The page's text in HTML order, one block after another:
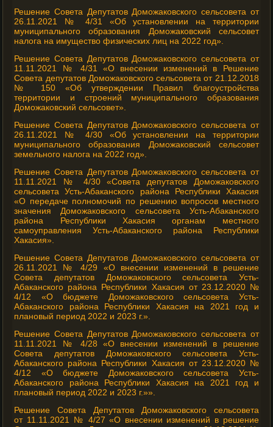
Решение Совета Депутатов Доможаковского сельсовета от
26.11.2021 № 4/31 «Об установлении на территории
муниципального образования Доможаковский сельсовет
налога на имущество физических лиц на 2022 год».
Решение Совета Депутатов Доможаковского сельсовета от
11.11.2021 № 4/31 «О внесении изменений в Решение
Совета депутатов Доможаковского сельсовета от 21.12.2018
№ 150 «Об утверждении Правил благоустройства
территории и строений муниципального образования
Доможаковский сельсовет».
Решение Совета Депутатов Доможаковского сельсовета от
26.11.2021 № 4/30 «Об установлении на территории
муниципального образования Доможаковский сельсовет
земельного налога на 2022 год».
Решение Совета Депутатов Доможаковского сельсовета от
11.11.2021 № 4/30 «Совета депутатов Доможаковского
сельсовета Усть-Абаканского района Республики Хакасия
«О передаче полномочий по решению вопросов местного
значения Доможаковского сельсовета Усть-Абаканского
района Республики Хакасия органам местного
самоуправления Усть-Абаканского района Республики
Хакасия».
Решение Совета Депутатов Доможаковского сельсовета от
26.11.2021 № 4/29 «О внесении изменений в решение
Совета депутатов Доможаковского сельсовета Усть-
Абаканского района Республики Хакасия от 23.12.2020 №
4/12 «О бюджете Доможаковского сельсовета Усть-
Абаканского района Республики Хакасия на 2021 год и
плановый период 2022 и 2023 г.».
Решение Совета Депутатов Доможаковского сельсовета от
11.11.2021 № 4/28 «О внесении изменений в решение
Совета депутатов Доможаковского сельсовета Усть-
Абаканского района Республики Хакасия от 23.12.2020 №
4/12 «О бюджете Доможаковского сельсовета Усть-
Абаканского района Республики Хакасия на 2021 год и
плановый период 2022 и 2023 г.»».
Решение Совета Депутатов Доможаковского сельсовета
от 11.11.2021 № 4/27 «О внесении изменений в решение